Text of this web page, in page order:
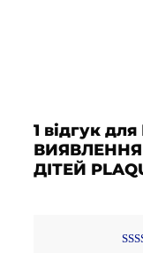
1 відгук для
ДІТЕЙ